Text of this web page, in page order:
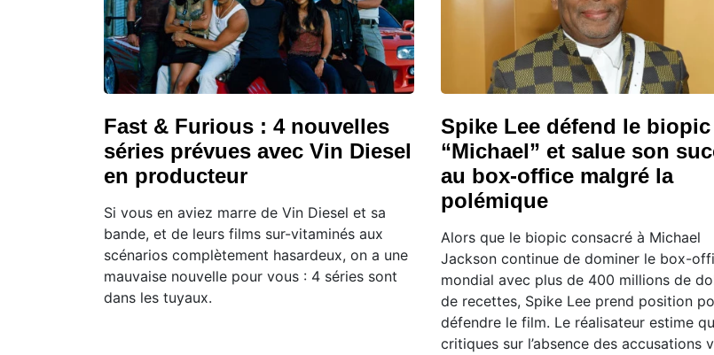
Fast & Furious : 4 nouvelles
séries prévues avec Vin Diesel
en producteur
Si vous en aviez marre de Vin Diesel et sa
bande, et de leurs films sur-vitaminés aux
scénarios complètement hasardeux, on a une
mauvaise nouvelle pour vous : 4 séries sont
dans les tuyaux.
Spike Lee défend le biopic
“Michael” et salue son
au box-office malgré la
polémique
Alors que le biopic consacré à Michael
Jackson continue de dominer le box-
mondial avec plus de 400 millions de
de recettes, Spike Lee prend position
défendre le film. Le réalisateur estime
critiques sur l’absence des accusations